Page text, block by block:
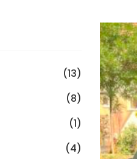
(13)
(8)
(1)
(4)